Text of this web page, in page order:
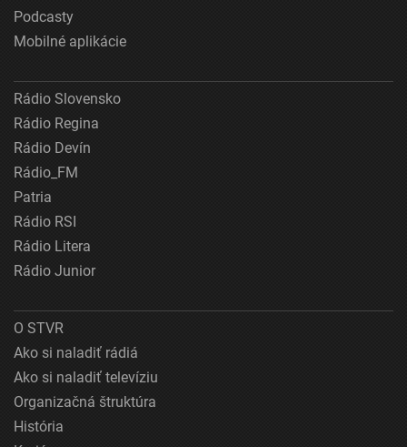
Podcasty
Mobilné aplikácie
Rádio Slovensko
Rádio Regina
Rádio Devín
Rádio_FM
Patria
Rádio RSI
Rádio Litera
Rádio Junior
O STVR
Ako si naladiť rádiá
Ako si naladiť televíziu
Organizačná štruktúra
História